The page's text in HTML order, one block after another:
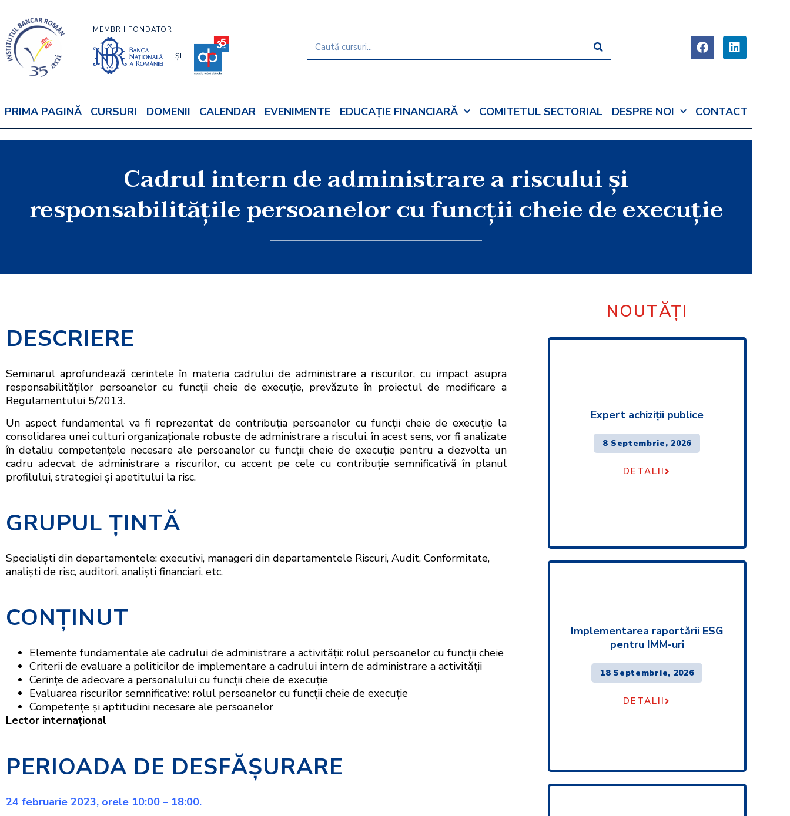
MEMBRII FONDATORI
ȘI
PRIMA PAGINĂ CURSURI DOMENII CALENDAR EVENIMENTE EDUCAȚIE FINANCIARĂ COMITETUL SECTORIAL DESPRE NOI CONTACT
Cadrul intern de administrare a riscului şi
responsabilităţile persoanelor cu funcţii cheie de execuţie
DESCRIERE
Seminarul aprofundează cerintele în materia cadrului de administrare a riscurilor, cu impact asupra
responsabilităților persoanelor cu funcții cheie de execuție, prevăzute în proiectul de modificare a
Regulamentului 5/2013.
Un aspect fundamental va fi reprezentat de contribuția persoanelor cu funcții cheie de execuție la
consolidarea unei culturi organizaționale robuste de administrare a riscului. în acest sens, vor fi analizate
în detaliu competențele necesare ale persoanelor cu funcții cheie de execuție pentru a dezvolta un
cadru adecvat de administrare a riscurilor, cu accent pe cele cu contribuție semnificativă în planul
profilului, strategiei și apetitului la risc.
GRUPUL ŢINTĂ
Specialişti din departamentele: executivi, manageri din departamentele Riscuri, Audit, Conformitate,
analişti de risc, auditori, analişti financiari, etc.
CONŢINUT
Elemente fundamentale ale cadrului de administrare a activității: rolul persoanelor cu funcții cheie
Criterii de evaluare a politicilor de implementare a cadrului intern de administrare a activității
Cerințe de adecvare a personalului cu funcții cheie de execuție
Evaluarea riscurilor semnificative: rolul persoanelor cu funcții cheie de execuție
Competențe și aptitudini necesare ale persoanelor
Lector internaţional
PERIOADA DE DESFĂŞURARE
24 februarie 2023, orele 10:00 – 18:00.
NOUTĂȚI
Expert achiziţii publice
8 Septembrie, 2026
DETALII
Implementarea raportării ESG
pentru IMM-uri
18 Septembrie, 2026
DETALII